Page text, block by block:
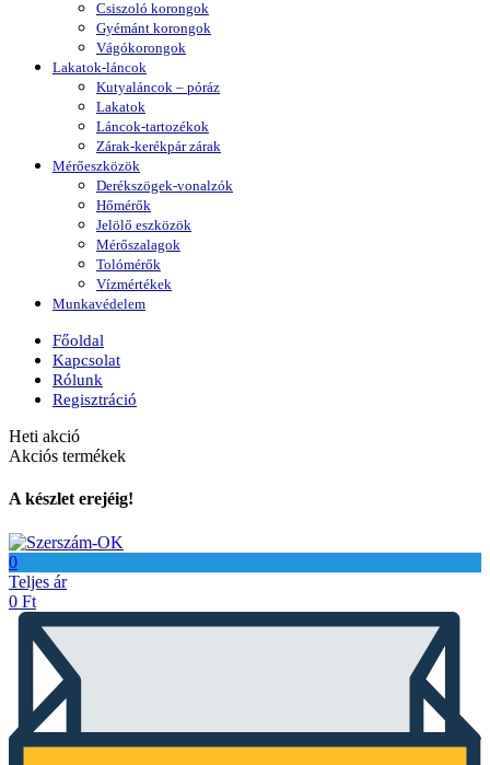
Csiszoló korongok
Gyémánt korongok
Vágókorongok
Lakatok-láncok
Kutyaláncok – póráz
Lakatok
Láncok-tartozékok
Zárak-kerékpár zárak
Mérőeszközök
Derékszögek-vonalzók
Hőmérők
Jelölő eszközök
Mérőszalagok
Tolómérők
Vízmértékek
Munkavédelem
Főoldal
Kapcsolat
Rólunk
Regisztráció
Heti akció
Akciós termékek
A készlet erejéig!
0
Teljes ár
0 Ft